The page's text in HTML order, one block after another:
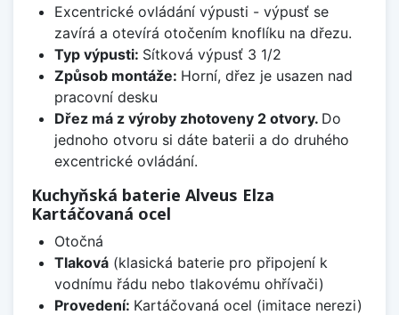
Excentrické ovládání výpusti - výpusť se
zavírá a otevírá otočením knoflíku na dřezu.
Typ výpusti: Sítková výpusť 3 1/2
Způsob montáže: Horní, dřez je usazen nad
pracovní desku
Dřez má z výroby zhotoveny 2 otvory. Do
jednoho otvoru si dáte baterii a do druhého
excentrické ovládání.
Kuchyňská baterie Alveus Elza
Kartáčovaná ocel
Otočná
Tlaková(klasická baterie pro připojení k
vodnímu řádu nebo tlakovému ohřívači)
Provedení: Kartáčovaná ocel (imitace nerezi)